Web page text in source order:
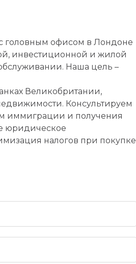
головным офисом в Лондоне
инвестиционной и жилой
Наша цель –
Великобритании,
Консультируем
иммиграции и получения
юридическое
налогов при покупке